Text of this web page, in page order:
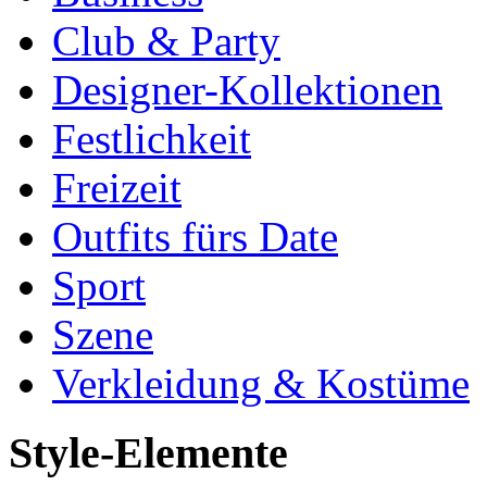
Club & Party
Designer-Kollektionen
Festlichkeit
Freizeit
Outfits fürs Date
Sport
Szene
Verkleidung & Kostüme
Style-Elemente